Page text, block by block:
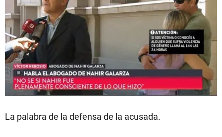
La palabra de la defensa de la acusada.